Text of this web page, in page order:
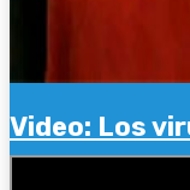
Video: Los